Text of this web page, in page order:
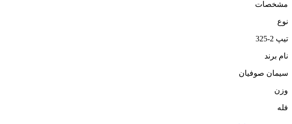
مشخصات
نوع
تیپ 2-325
نام برند
سیمان صوفیان
وزن
فله